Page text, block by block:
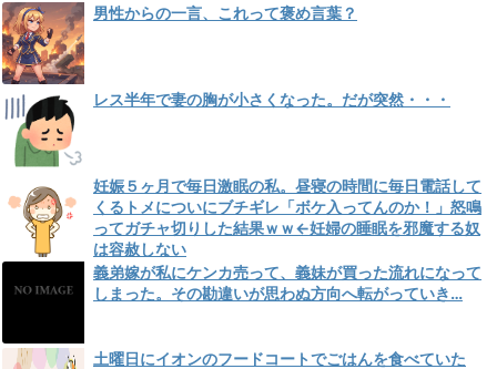
男性からの一言、これって褒め言葉？
レス半年で妻の胸が小さくなった。だが突然・・・
妊娠５ヶ月で毎日激眠の私。昼寝の時間に毎日電話して
くるトメについにブチギレ「ボケ入ってんのか！」怒鳴
ってガチャ切りした結果ｗｗ←妊婦の睡眠を邪魔する奴
は容赦しない
義弟嫁が私にケンカ売って、義妹が買った流れになって
しまった。その勘違いが思わぬ方向へ転がっていき…
土曜日にイオンのフードコートでごはんを食べていた